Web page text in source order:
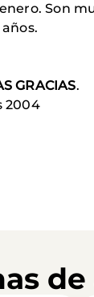
Son
GRACIAS.
2004